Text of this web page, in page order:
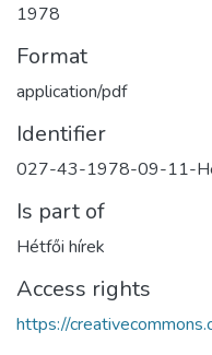
1978
Format
application/pdf
Identifier
027-43-1978-09-11-
Is part of
Hétfői hírek
Access rights
https://